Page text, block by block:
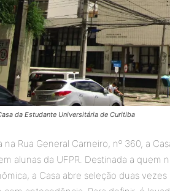
da Estudante Universitária de Curitiba
na Rua General Carneiro, nº 360, a
alunas da UFPR. Destinada a quem
a Casa abre seleção duas